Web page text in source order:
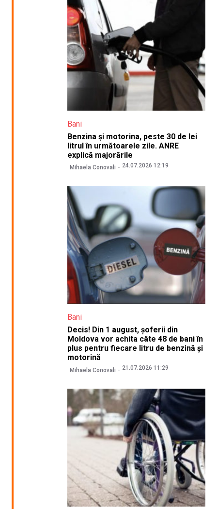
Bani
Benzina și motorina, peste 30 de lei
litrul în următoarele zile. ANRE
explică majorările
Mihaela Conovali 24.07.2026 12:19
Bani
Decis! Din 1 august, șoferii din
Moldova vor achita câte 48 de bani în
plus pentru fiecare litru de benzină și
motorină
Mihaela Conovali 21.07.2026 11:29